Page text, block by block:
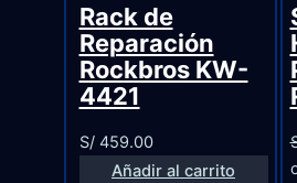
Rack de
Reparación
Rockbros KW-
4421
S/459.00
Añadir al carrito